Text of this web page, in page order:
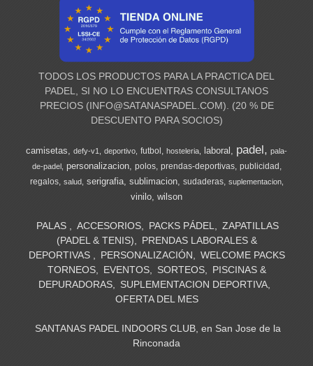
TODOS LOS PRODUCTOS PARA LA PRACTICA DEL
PADEL, SI NO LO ENCUENTRAS CONSULTANOS
PRECIOS (INFO@SATANASPADEL.COM). (20 % DE
DESCUENTO PARA SOCIOS)
camisetas defy-v1 deportivo futbol hosteleria laboral padel
pala-
de-padel
personalizacion polos prendas-deportivas publicidad
regalos
salud serigrafia sublimacion sudaderas suplementacion
vinilo wilson
PALAS ACCESORIOS PACKS PÁDEL
ZAPATILLAS
(PADEL & TENIS)
PRENDAS LABORALES &
DEPORTIVAS
PERSONALIZACIÓN
WELCOME PACKS
TORNEOS
EVENTOS SORTEOS
PISCINAS &
DEPURADORAS
SUPLEMENTACION DEPORTIVA
OFERTA DEL MES
SANTANAS PADEL INDOORS CLUB, en San Jose de la
Rinconada